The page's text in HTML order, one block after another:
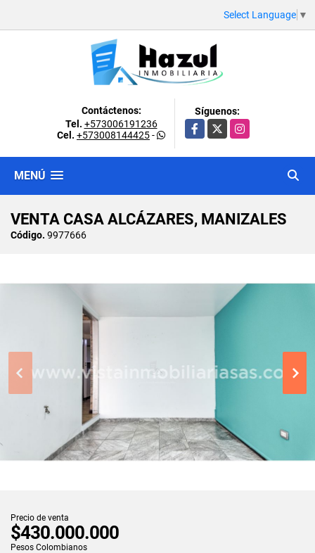
Select Language ▼
Contáctenos:
Tel. +573006191236
Cel. +573008144425-
Síguenos:
Facebook
X Instagram
MENÚ
VENTA CASA ALCÁZARES, MANIZALES
Código. 9977666
Precio de venta
$430.000.000
Pesos Colombianos